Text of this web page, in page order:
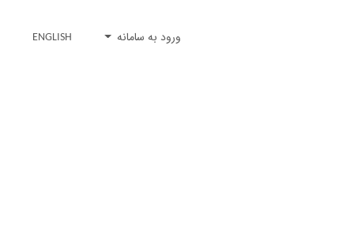
ورود به سامانه ENGLISH